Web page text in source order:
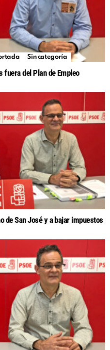
Sin categoría
fuera del Plan de Empleo
de San José y a bajar impuestos